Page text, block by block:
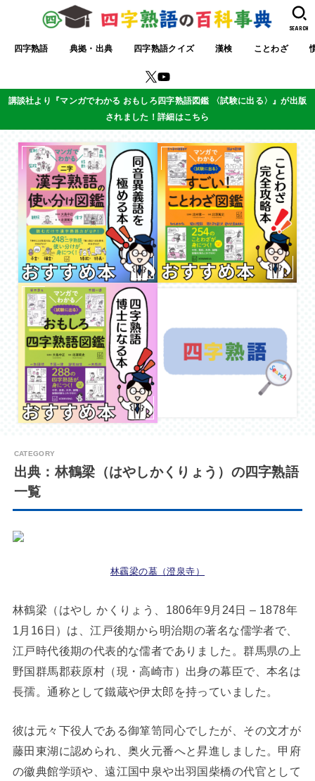
四字熟語 典拠・出典 四字熟語クイズ 漢検 ことわざ
SEARCH
講談社より『マンガでわかる おもしろ四字熟語図鑑 〈試験に出る〉』が出版
されました！詳細はこちら
出典：林鶴梁（はやしかくりょう）の四字熟語
一覧
林靏梁の墓（澄泉寺）
林鶴梁（はやし かくりょう、1806年9月24日 – 1878年
1月16日）は、江戸後期から明治期の著名な儒学者で、
江戸時代後期の代表的な儒者でありました。群馬県の上
野国群馬郡萩原村（現・高崎市）出身の幕臣で、本名は
長孺。通称として鐵蔵や伊太郎を持っていました。
彼は元々下役人である御箪笥同心でしたが、その文才が
藤田東湖に認められ、奥火元番へと昇進しました。甲府
の徽典館学頭や、遠江国中泉や出羽国柴橋の代官として